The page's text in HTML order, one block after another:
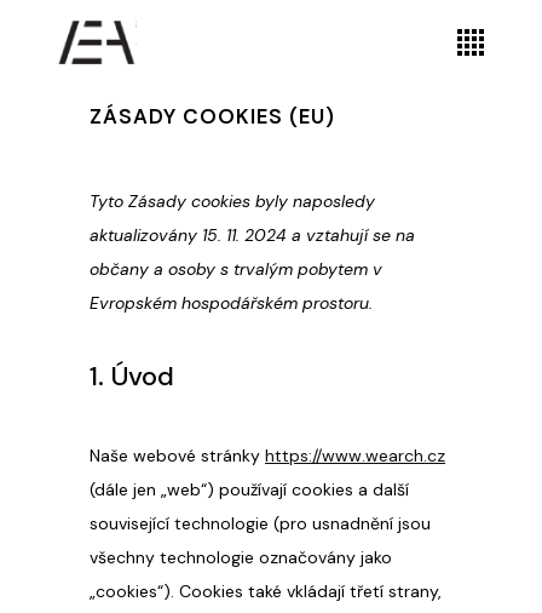
ZÁSADY COOKIES (EU)
Tyto Zásady cookies byly naposledy
aktualizovány 15. 11. 2024 a vztahují se na
občany a osoby s trvalým pobytem v
Evropském hospodářském prostoru.
1. Úvod
Naše webové stránky https://www.wearch.cz
(dále jen „web“) používají cookies a další
související technologie (pro usnadnění jsou
všechny technologie označovány jako
„cookies“). Cookies také vkládají třetí strany,